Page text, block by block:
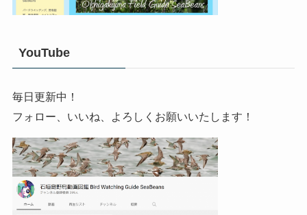
YouTube
毎日更新中！
フォロー、いいね、よろしくお願いいたします！